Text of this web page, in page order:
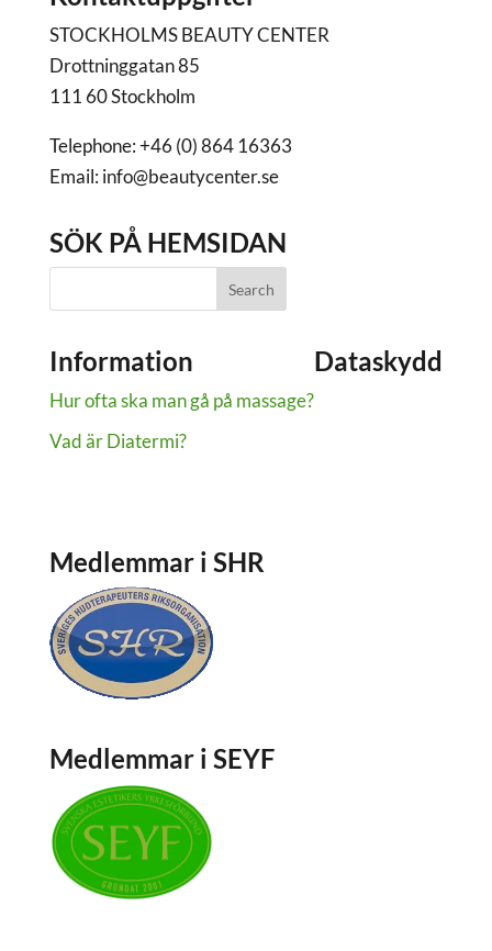
STOCKHOLMS BEAUTY CENTER
Drottninggatan 85
111 60 Stockholm
Telephone: +46 (0) 864 16363
Email: info@beautycenter.se
SÖK PÅ HEMSIDAN
Information
Hur ofta ska man gå på massage?
Vad är Diatermi?
Dataskydd
Dataskydd
Medlemmar i SHR
Medlemmar i SEYF